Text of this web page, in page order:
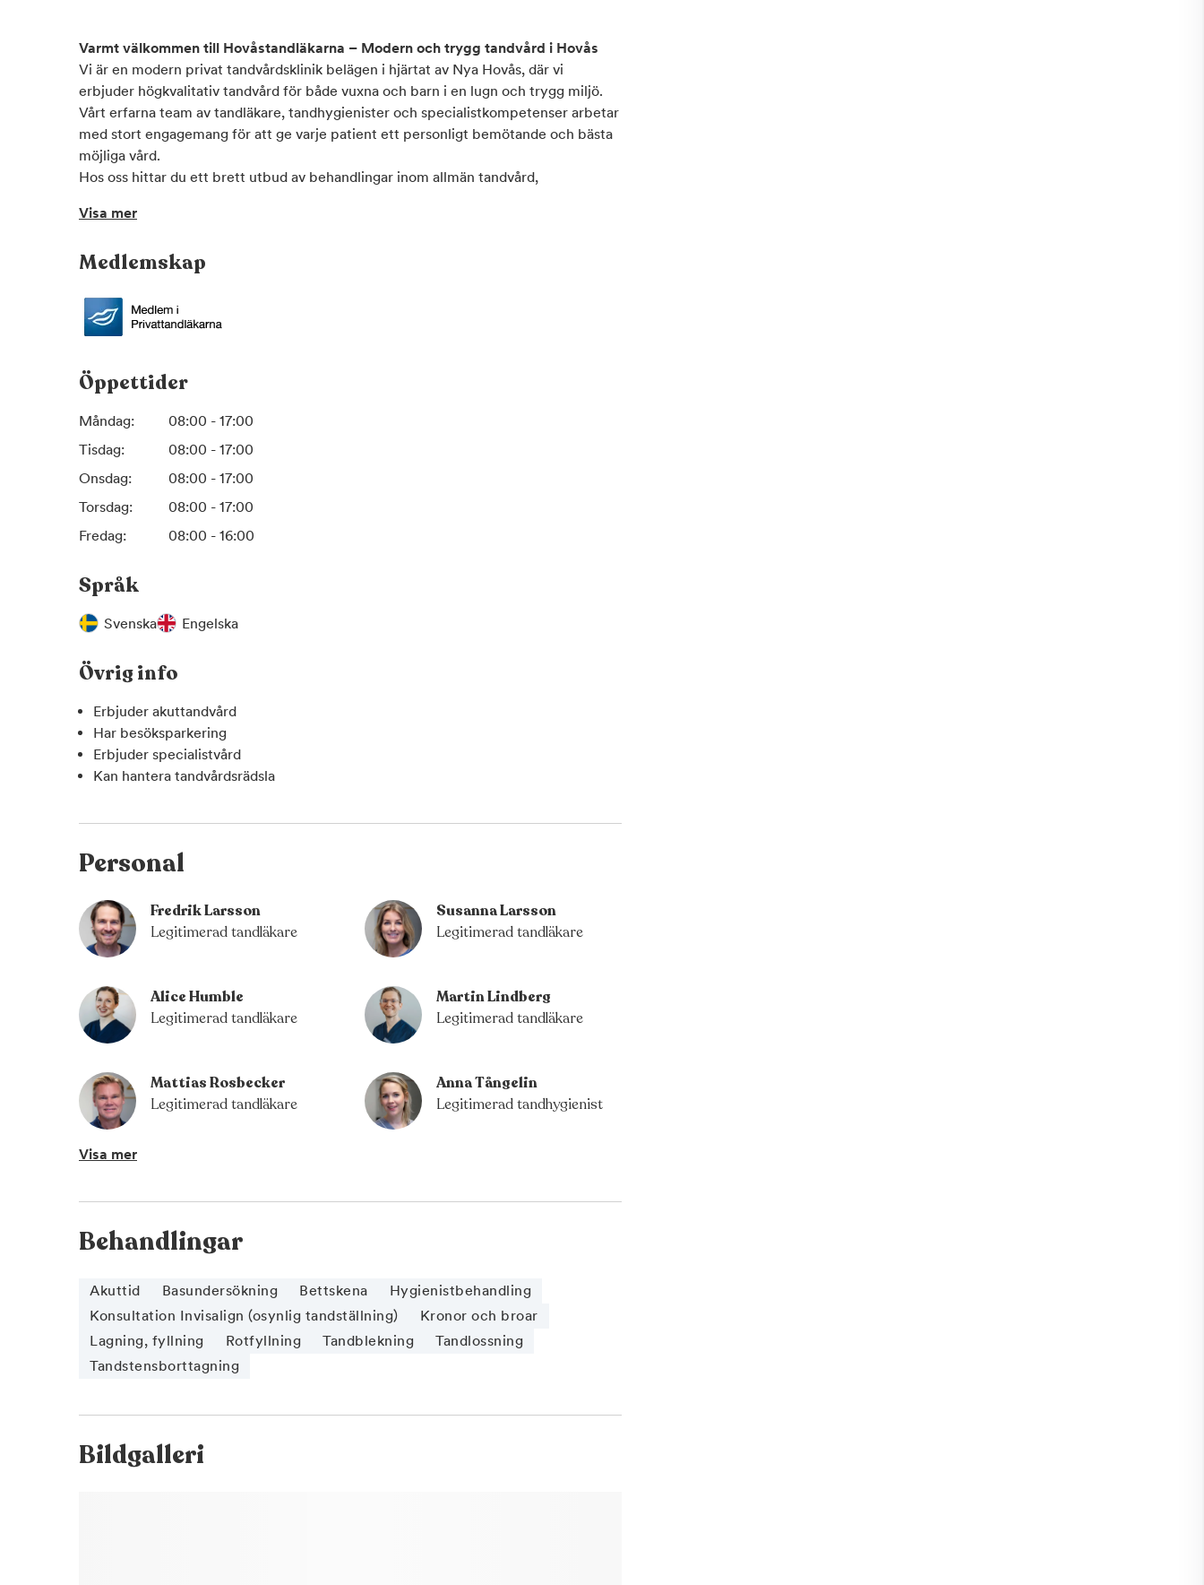
Varmt välkommen till Hovåstandläkarna – Modern och trygg tandvård i Hovås
Vi är en modern privat tandvårdsklinik belägen i hjärtat av Nya Hovås, där vi
erbjuder högkvalitativ tandvård för både vuxna och barn i en lugn och trygg miljö.
Vårt erfarna team av tandläkare, tandhygienister och specialistkompetenser arbetar
med stort engagemang för att ge varje patient ett personligt bemötande och bästa
möjliga vård.
Hos oss hittar du ett brett utbud av behandlingar inom allmän tandvård,
estetisk tandvård. Vi använder moderna behandlingsmetoder och den senaste
resultat.
vikt vid att skapa en trygg och avslappnad upplevelse. Genom tydlig information,
lyhördhet och individanpassade behandlingsplaner hjälper vi våra patienter att
På Hovåstandläkarna tror vi på långsiktiga relationer och förebyggande tandvård.
Vårt mål är att hjälpa dig behålla en god munhälsa genom hela livet och samtidigt
erbjuda moderna lösningar för både funktion och estetik. Vi välkomnar nya patienter
anpassad tandvård.
Söker du en erfaren tandläkare i Hovås eller Göteborgsområdet? Välkommen till
Hovåstandläkarna – för trygg, modern och personlig tandvård med patienten i
Visa mer
Medlemskap
Öppettider
Måndag:
08:00 - 17:00
Tisdag:
08:00 - 17:00
Onsdag:
08:00 - 17:00
Torsdag:
08:00 - 17:00
Fredag:
08:00 - 16:00
Språk
Svenska Engelska
Övrig info
Erbjuder akuttandvård
Har besöksparkering
Erbjuder specialistvård
Kan hantera tandvårdsrädsla
Personal
Fredrik Larsson
Legitimerad tandläkare
Susanna Larsson
Legitimerad tandläkare
Alice Humble
Legitimerad tandläkare
Martin Lindberg
Legitimerad tandläkare
Mattias Rosbecker
Legitimerad tandläkare
Anna Tångelin
Legitimerad tandhygienist
Visa mer
Behandlingar
Akuttid Basundersökning Bettskena
Hygienistbehandling
Konsultation Invisalign (osynlig tandställning)
Kronor och broar
Lagning, fyllning
Rotfyllning Tandblekning
Tandlossning
Tandstensborttagning
Bildgalleri